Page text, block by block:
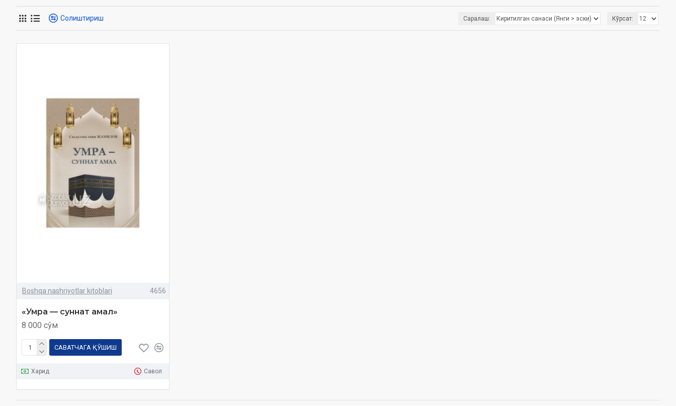
Солиштириш Саралаш: Кўрсат:
Boshqa nashriyotlar kitoblari 4656
«Умра — суннат амал»
8 000 сўм
САВАТЧАГА ҚЎШИШ
Харид Савол